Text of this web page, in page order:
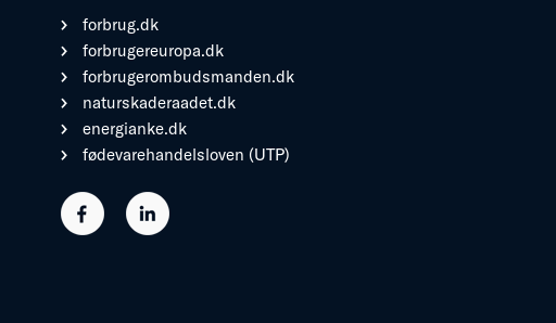
forbrug.dk
forbrugereuropa.dk
forbrugerombudsmanden.dk
naturskaderaadet.dk
energianke.dk
fødevarehandelsloven (UTP)